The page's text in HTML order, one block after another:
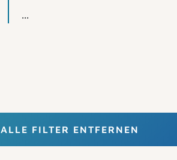
...
ALLE FILTER ENTFERNEN